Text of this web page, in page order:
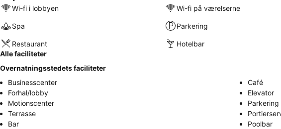
Wi-fi i lobbyen Wi-fi på værelserne
Spa Parkering
Restaurant Hotelbar
Alle faciliteter
Overnatningsstedets faciliteter
Businesscenter
Café
Forhal/lobby
Elevator
Motionscenter
Parkering
Terrasse
Bar
Poolbar